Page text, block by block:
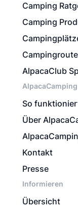
Camping
Camping
AlpacaClub
AlpacaCamping
So
Über
Kontakt
Presse
Informieren
Übersicht